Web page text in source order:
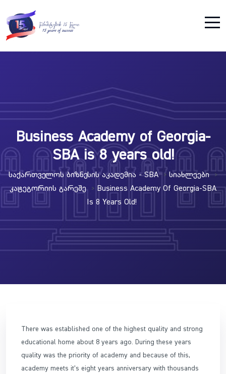
Business Academy of Georgia-
SBA is 8 years old!
Საქართველოს Ბიზნესის Აკადემია - SBA > Სიახლეები >
Კატეგორიის Გარეშე > Business Academy Of Georgia-SBA
Is 8 Years Old!
There was established one of the highest quality and strong
educational home about 8 years ago. During these years
quality was the priority of academy and because of this,
academy meets it’s eight years anniversary with thousands